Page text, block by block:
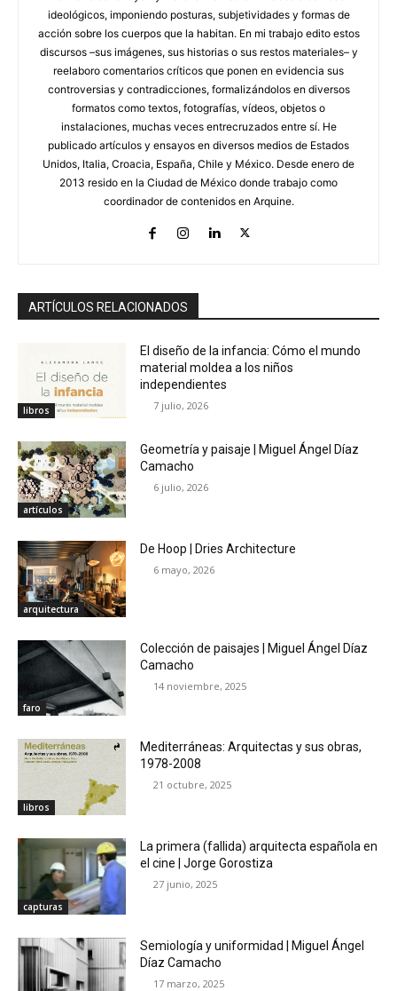
ideológicos, imponiendo posturas, subjetividades y formas de
acción sobre los cuerpos que la habitan. En mi trabajo edito estos
discursos –sus imágenes, sus historias o sus restos materiales– y
reelaboro comentarios críticos que ponen en evidencia sus
controversias y contradicciones, formalizándolos en diversos
formatos como textos, fotografías, vídeos, objetos o
instalaciones, muchas veces entrecruzados entre sí. He
publicado artículos y ensayos en diversos medios de Estados
Unidos, Italia, Croacia, España, Chile y México. Desde enero de
2013 resido en la Ciudad de México donde trabajo como
coordinador de contenidos en Arquine.
ARTÍCULOS RELACIONADOS
libros
El diseño de la infancia: Cómo el mundo
material moldea a los niños
independientes
7 julio, 2026
artículos
Geometría y paisaje | Miguel Ángel Díaz
Camacho
6 julio, 2026
arquitectura
De Hoop | Dries Architecture
6 mayo, 2026
faro
Colección de paisajes | Miguel Ángel Díaz
Camacho
14 noviembre, 2025
libros
Mediterráneas: Arquitectas y sus obras,
1978-2008
21 octubre, 2025
capturas
La primera (fallida) arquitecta española en
el cine | Jorge Gorostiza
27 junio, 2025
Semiología y uniformidad | Miguel Ángel
Díaz Camacho
17 marzo, 2025